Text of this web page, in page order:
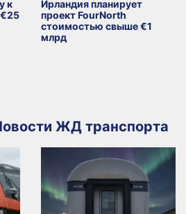
к
€25
Ирландия планирует
проект FourNorth
стоимостью свыше €1
млрд
ЖД транспорта